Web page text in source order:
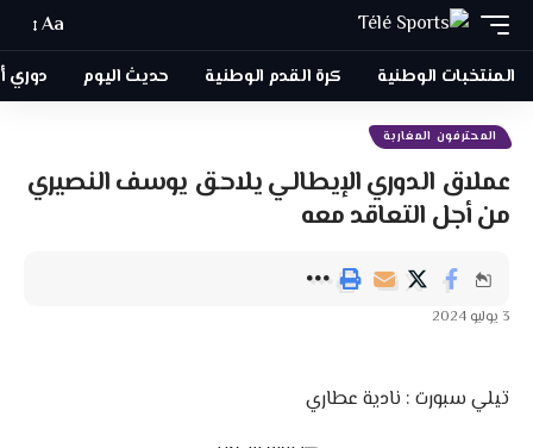
Aa
المنتخبات الوطنية كرة القدم الوطنية حديث اليوم دوري
المحترفون المغاربة
عملاق الدوري الإيطالي يلاحق يوسف النصيري
من أجل التعاقد معه
تيلي سبورت : نادية عطاري